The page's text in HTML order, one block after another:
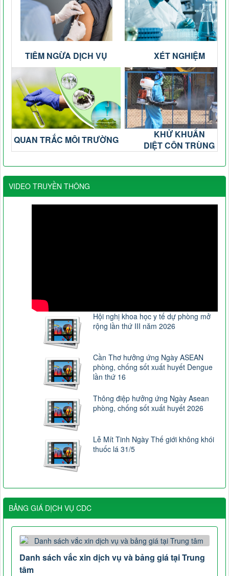
TIÊM NGỪA DỊCH VỤ XÉT NGHIỆM
QUAN TRẮC MÔI TRƯỜNG
KHỬ KHUẨN
DIỆT CÔN TRÙNG
VIDEO TRUYỀN THÔNG
Hội nghị khoa học y tế dự phòng mở
rộng lần thứ III năm 2026
Cần Thơ hưởng ứng Ngày ASEAN
phòng, chống sốt xuất huyết Dengue
lần thứ 16
Thông điệp hưởng ứng Ngày Asean
phòng, chống sốt xuất huyết 2026
Lễ Mít Tinh Ngày Thế giới không khói
thuốc lá 31/5
BẢNG GIÁ DỊCH VỤ CDC
Danh sách vắc xin dịch vụ và bảng giá tại Trung
tâm